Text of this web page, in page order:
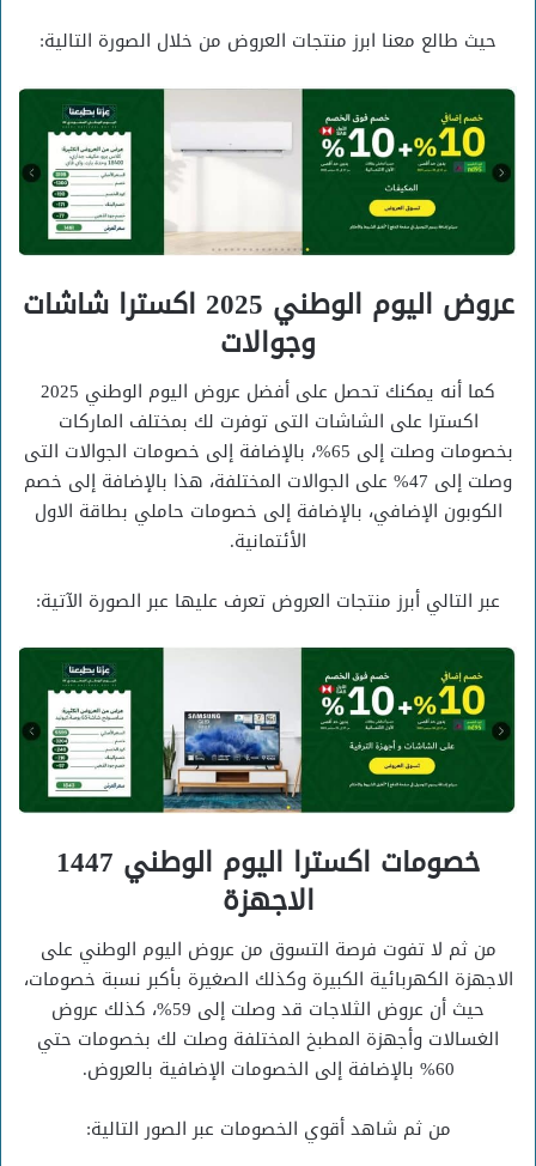
حيث طالع معنا ابرز منتجات العروض من خلال الصورة التالية:
عروض اليوم الوطني 2025 اكسترا شاشات
وجوالات
كما أنه يمكنك تحصل على أفضل عروض اليوم الوطني 2025
اكسترا على الشاشات التى توفرت لك بمختلف الماركات
بخصومات وصلت إلى 65%، بالإضافة إلى خصومات الجوالات التى
وصلت إلى 47% على الجوالات المختلفة، هذا بالإضافة إلى خصم
الكوبون الإضافي، بالإضافة إلى خصومات حاملي بطاقة الاول
الأئتمانية.
عبر التالي أبرز منتجات العروض تعرف عليها عبر الصورة الآتية:
خصومات اكسترا اليوم الوطني 1447
الاجهزة
من ثم لا تفوت فرصة التسوق من عروض اليوم الوطني على
الاجهزة الكهربائية الكبيرة وكذلك الصغيرة بأكبر نسبة خصومات،
حيث أن عروض الثلاجات قد وصلت إلى 59%، كذلك عروض
الغسالات وأجهزة المطبخ المختلفة وصلت لك بخصومات حتي
60% بالإضافة إلى الخصومات الإضافية بالعروض.
من ثم شاهد أقوي الخصومات عبر الصور التالية: